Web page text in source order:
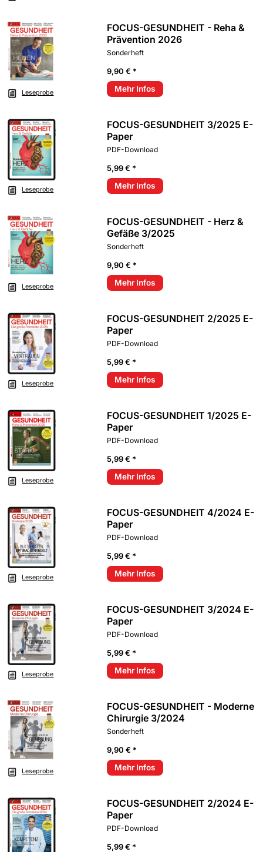
Leseprobe
FOCUS-GESUNDHEIT - Reha &
Prävention 2026
Sonderheft
9,90 € *
Mehr Infos
Leseprobe
FOCUS-GESUNDHEIT 3/2025 E-
Paper
PDF-Download
5,99 € *
Mehr Infos
Leseprobe
FOCUS-GESUNDHEIT - Herz &
Gefäße 3/2025
Sonderheft
9,90 € *
Mehr Infos
Leseprobe
FOCUS-GESUNDHEIT 2/2025 E-
Paper
PDF-Download
5,99 € *
Mehr Infos
Leseprobe
FOCUS-GESUNDHEIT 1/2025 E-
Paper
PDF-Download
5,99 € *
Mehr Infos
Leseprobe
FOCUS-GESUNDHEIT 4/2024 E-
Paper
PDF-Download
5,99 € *
Mehr Infos
Leseprobe
FOCUS-GESUNDHEIT 3/2024 E-
Paper
PDF-Download
5,99 € *
Mehr Infos
Leseprobe
FOCUS-GESUNDHEIT - Moderne
Chirurgie 3/2024
Sonderheft
9,90 € *
Mehr Infos
FOCUS-GESUNDHEIT 2/2024 E-
Paper
PDF-Download
5,99 € *